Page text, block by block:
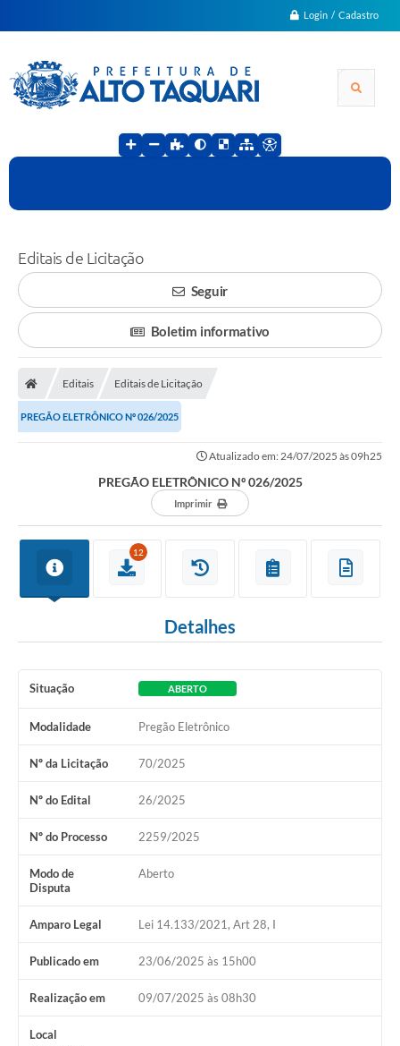
Login / Cadastro
Editais de Licitação
Seguir
Boletim informativo
Editais Editais de Licitação
PREGÃO ELETRÔNICO Nº 026/2025
Atualizado em: 24/07/2025 às 09h25
PREGÃO ELETRÔNICO Nº 026/2025
Imprimir
12
Detalhes
Situação ABERTO
Modalidade Pregão Eletrônico
Nº da Licitação 70/2025
Nº do Edital 26/2025
Nº do Processo 2259/2025
Modo de
Disputa
Aberto
Amparo Legal Lei 14.133/2021, Art 28, I
Publicado em 23/06/2025 às 15h00
Realização em 09/07/2025 às 08h30
Local